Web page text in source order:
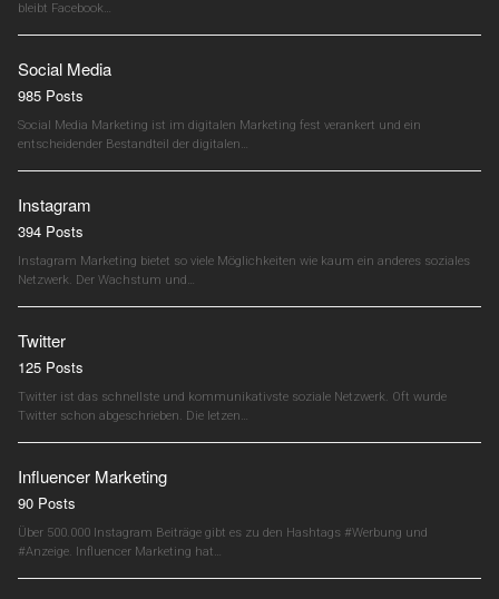
bleibt Facebook…
Social Media
985 Posts
Social Media Marketing ist im digitalen Marketing fest verankert und ein
entscheidender Bestandteil der digitalen…
Instagram
394 Posts
Instagram Marketing bietet so viele Möglichkeiten wie kaum ein anderes soziales
Netzwerk. Der Wachstum und…
Twitter
125 Posts
Twitter ist das schnellste und kommunikativste soziale Netzwerk. Oft wurde
Twitter schon abgeschrieben. Die letzen…
Influencer Marketing
90 Posts
Über 500.000 Instagram Beiträge gibt es zu den Hashtags #Werbung und
#Anzeige. Influencer Marketing hat…